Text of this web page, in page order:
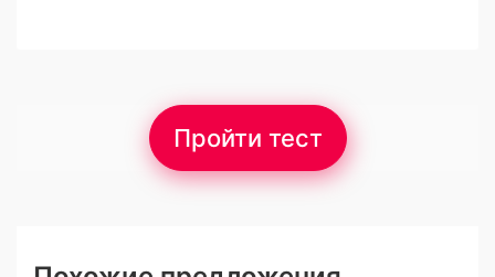
Пройти тест